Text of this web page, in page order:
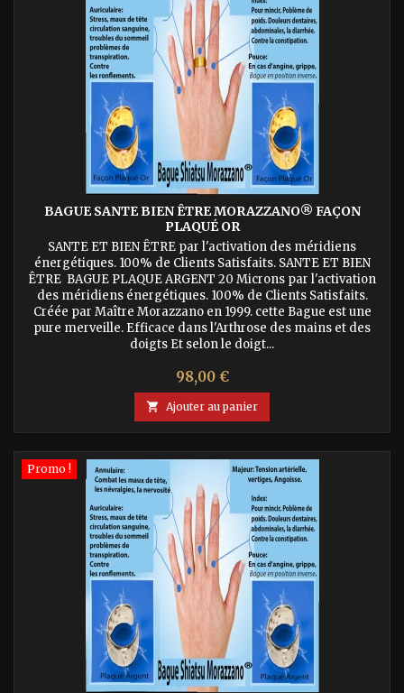
BAGUE SANTE BIEN ÊTRE MORAZZANO® FAÇON
PLAQUÉ OR
SANTE ET BIEN ÊTRE par l'activation des méridiens
énergétiques. 100% de Clients Satisfaits. SANTE ET BIEN
ÊTRE BAGUE PLAQUE ARGENT 20 Microns par l'activation
des méridiens énergétiques. 100% de Clients Satisfaits.
Créée par Maître Morazzano en 1999. cette Bague est une
pure merveille. Efficace dans l'Arthrose des mains et des
doigts Et selon le doigt...
Prix
98,00 €
 Ajouter au panier
Promo !